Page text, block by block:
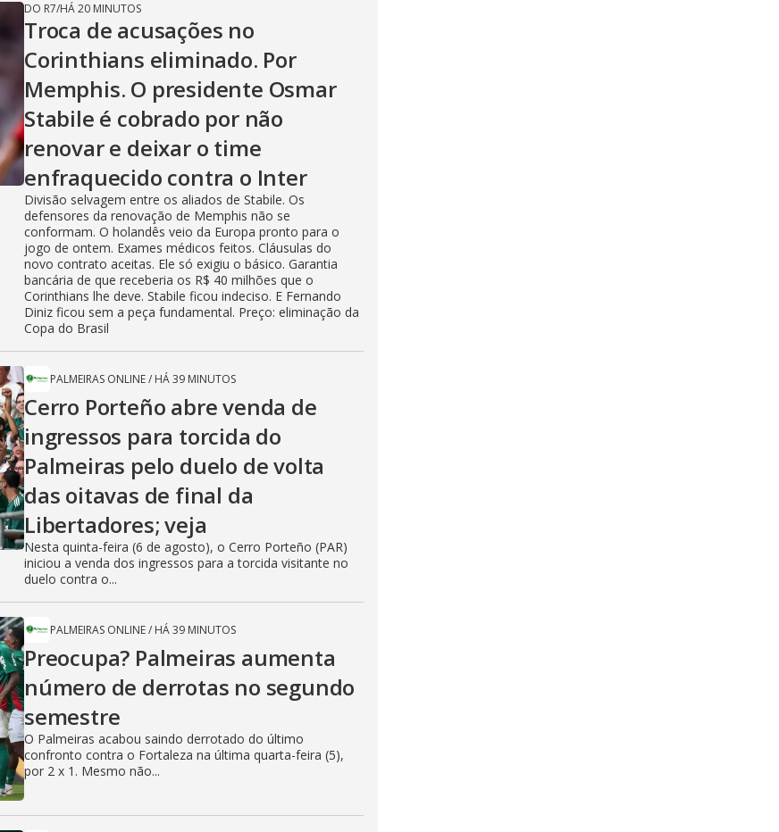
DO R7/HÁ 20 MINUTOS
Troca de acusações no
Corinthians eliminado. Por
Memphis. O presidente Osmar
Stabile é cobrado por não
renovar e deixar o time
enfraquecido contra o Inter
Divisão selvagem entre os aliados de Stabile. Os
defensores da renovação de Memphis não se
conformam. O holandês veio da Europa pronto para o
jogo de ontem. Exames médicos feitos. Cláusulas do
novo contrato aceitas. Ele só exigiu o básico. Garantia
bancária de que receberia os R$ 40 milhões que o
Corinthians lhe deve. Stabile ficou indeciso. E Fernando
Diniz ficou sem a peça fundamental. Preço: eliminação da
Copa do Brasil
PALMEIRAS ONLINE/ HÁ 39 MINUTOS
Cerro Porteño abre venda de
ingressos para torcida do
Palmeiras pelo duelo de volta
das oitavas de final da
Libertadores; veja
Nesta quinta-feira (6 de agosto), o Cerro Porteño (PAR)
iniciou a venda dos ingressos para a torcida visitante no
duelo contra o...
PALMEIRAS ONLINE/ HÁ 39 MINUTOS
Preocupa? Palmeiras aumenta
número de derrotas no segundo
semestre
O Palmeiras acabou saindo derrotado do último
confronto contra o Fortaleza na última quarta-feira (5),
por 2 x 1. Mesmo não...